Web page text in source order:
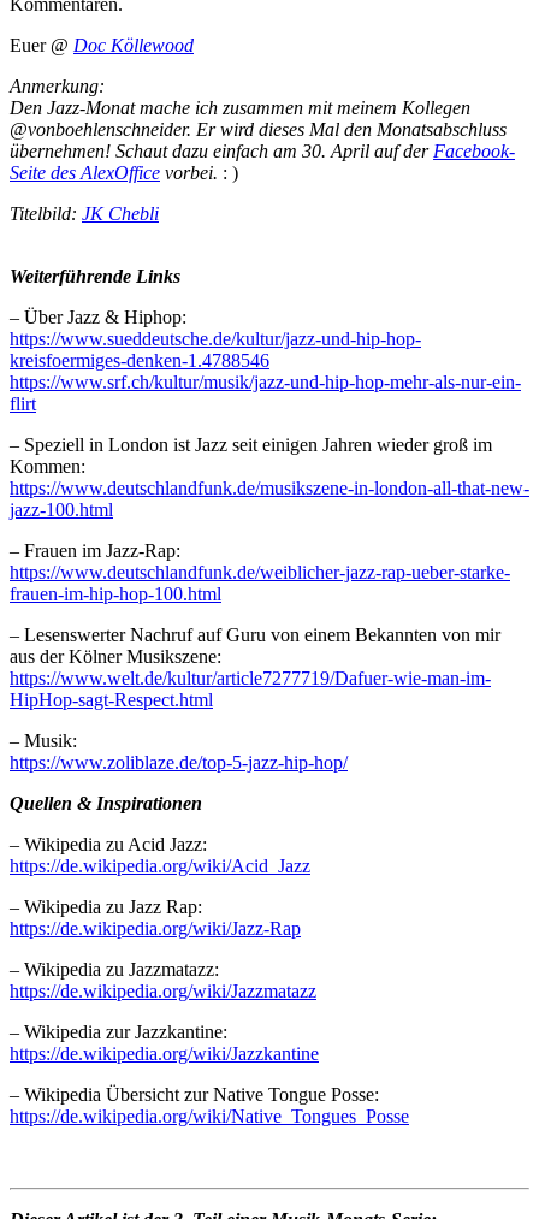
Euer @ Doc Köllewood
Anmerkung:
Den Jazz-Monat mache ich zusammen mit meinem Kollegen
@vonboehlenschneider. Er wird dieses Mal den Monatsabschluss
übernehmen! Schaut dazu einfach am 30. April auf der Facebook-
Seite des AlexOffice vorbei. : )
Titelbild: JK Chebli
Weiterführende Links
– Über Jazz & Hiphop:
https://www.sueddeutsche.de/kultur/jazz-und-hip-hop-
kreisfoermiges-denken-1.4788546
https://www.srf.ch/kultur/musik/jazz-und-hip-hop-mehr-als-nur-ein-
flirt
– Speziell in London ist Jazz seit einigen Jahren wieder groß im
Kommen:
https://www.deutschlandfunk.de/musikszene-in-london-all-that-new-
jazz-100.html
– Frauen im Jazz-Rap:
https://www.deutschlandfunk.de/weiblicher-jazz-rap-ueber-starke-
frauen-im-hip-hop-100.html
– Lesenswerter Nachruf auf Guru von einem Bekannten von mir
aus der Kölner Musikszene:
https://www.welt.de/kultur/article7277719/Dafuer-wie-man-im-
HipHop-sagt-Respect.html
– Musik:
https://www.zoliblaze.de/top-5-jazz-hip-hop/
Quellen & Inspirationen
– Wikipedia zu Acid Jazz:
https://de.wikipedia.org/wiki/Acid_Jazz
– Wikipedia zu Jazz Rap:
https://de.wikipedia.org/wiki/Jazz-Rap
– Wikipedia zu Jazzmatazz:
https://de.wikipedia.org/wiki/Jazzmatazz
– Wikipedia zur Jazzkantine:
https://de.wikipedia.org/wiki/Jazzkantine
– Wikipedia Übersicht zur Native Tongue Posse:
https://de.wikipedia.org/wiki/Native_Tongues_Posse